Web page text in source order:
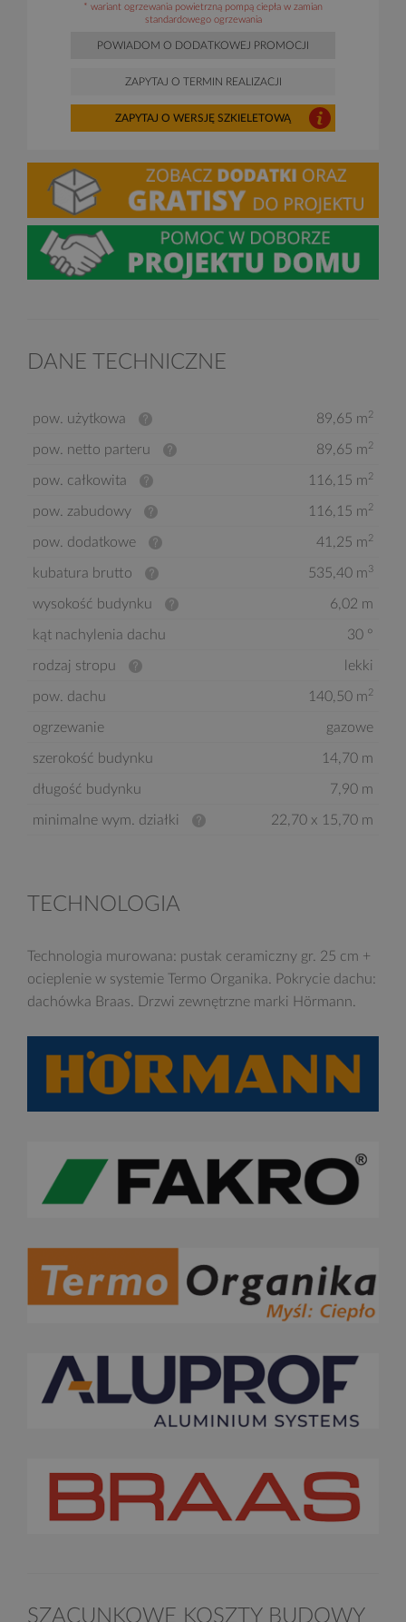
* wariant ogrzewania powietrzną pompą ciepła w zamian
standardowego ogrzewania
POWIADOM O DODATKOWEJ PROMOCJI
ZAPYTAJ O TERMIN REALIZACJI
ZAPYTAJ O WERSJĘ SZKIELETOWĄ
DANE TECHNICZNE
pow. użytkowa 89,65 m2
pow. netto parteru 89,65 m2
pow. całkowita 116,15 m2
pow. zabudowy 116,15 m2
pow. dodatkowe 41,25 m2
kubatura brutto 535,40 m3
wysokość budynku 6,02 m
kąt nachylenia dachu 30 °
rodzaj stropu lekki
pow. dachu 140,50 m2
ogrzewanie gazowe
szerokość budynku 14,70 m
długość budynku 7,90 m
minimalne wym. działki 22,70 x 15,70 m
TECHNOLOGIA
Technologia murowana: pustak ceramiczny gr. 25 cm +
ocieplenie w systemie Termo Organika. Pokrycie dachu:
dachówka Braas. Drzwi zewnętrzne marki Hörmann.
SZACUNKOWE KOSZTY BUDOWY